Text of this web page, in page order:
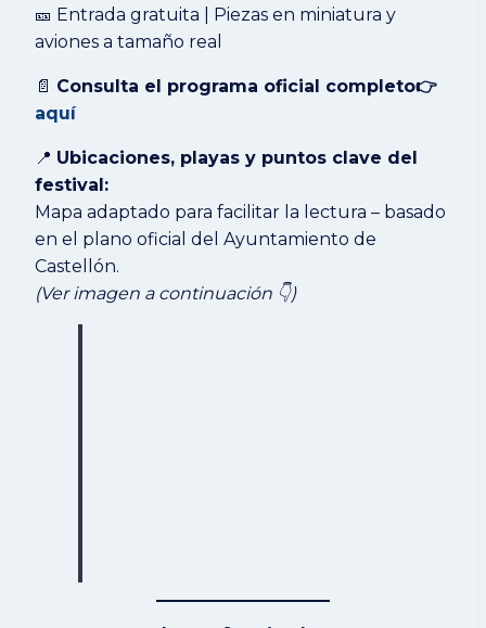
🎫 Entrada gratuita | Piezas en miniatura y
aviones a tamaño real
📄 Consulta el programa oficial completo👉
aquí
📍 Ubicaciones, playas y puntos clave del
festival:
Mapa adaptado para facilitar la lectura – basado
en el plano oficial del Ayuntamiento de
Castellón.
(Ver imagen a continuación 👇)